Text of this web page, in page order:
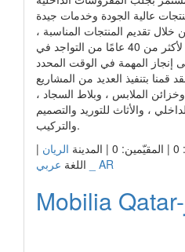
عالية الجودة وخدمات جيدة
تقديم المنتجات المناسبة ،
وخدمات العملاء المتميزة. لأكثر من 40 عامًا من التواجد في
إنجاز المهمة في الوقت المحدد
قمنا بتنفيذ العديد من المشاريع
الملابس ، وبلاط السجاد ،
، والأثاث للتوريد والتصميم
والتركيب.
الريان |
اللغة عربي _ AR